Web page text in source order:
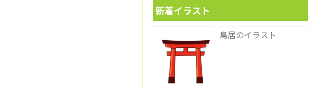
新着イラスト
鳥居のイラスト